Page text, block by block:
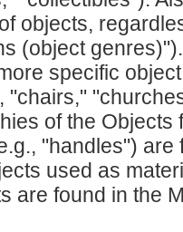
objects,
(object
specific
"chairs,"
of the Objects
"handles")
used as
are found in the